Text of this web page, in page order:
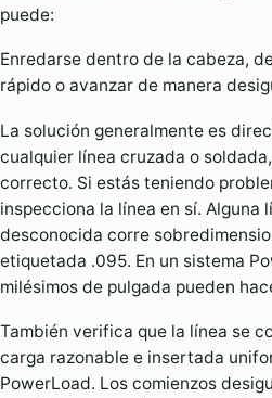
puede:
Enredarse dentro de la cabeza,
rápido o avanzar de manera
La solución generalmente es
cualquier línea cruzada o
correcto. Si estás teniendo
inspecciona la línea en sí. Alguna
desconocida corre
etiquetada .095. En un sistema
milésimos de pulgada pueden
También verifica que la línea se
carga razonable e insertada
PowerLoad. Los comienzos